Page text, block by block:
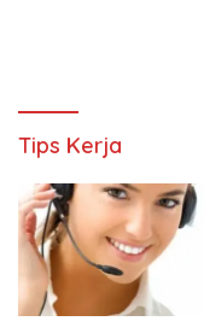
Tips Kerja